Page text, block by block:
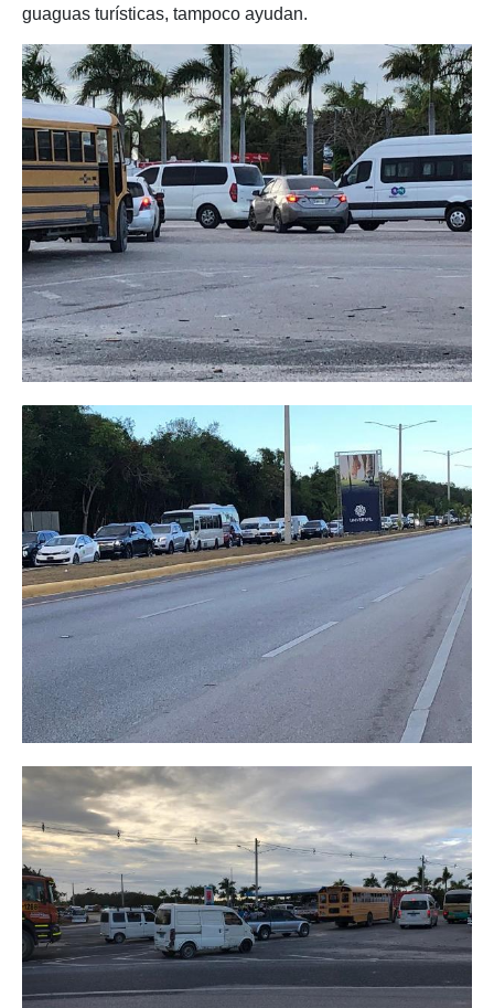
guaguas turísticas, tampoco ayudan.